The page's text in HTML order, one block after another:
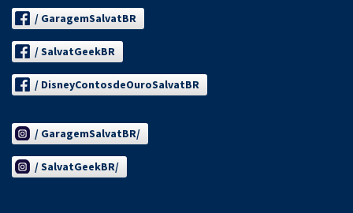
/ GaragemSalvatBR
/ SalvatGeekBR
/ DisneyContosdeOuroSalvatBR
/ GaragemSalvatBR/
/ SalvatGeekBR/